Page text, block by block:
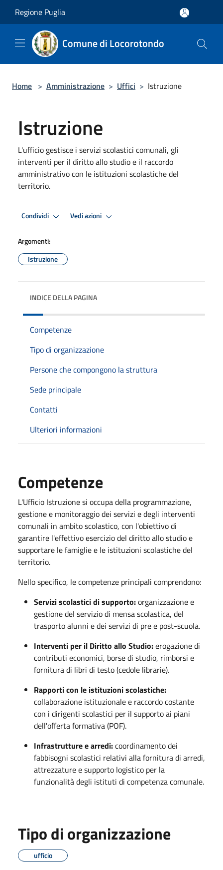
Regione Puglia
Comune di Locorotondo
Home > Amministrazione > Uffici > Istruzione
Istruzione
L'ufficio gestisce i servizi scolastici comunali, gli
interventi per il diritto allo studio e il raccordo
amministrativo con le istituzioni scolastiche del
territorio.
Condividi Vedi azioni
Argomenti:
Istruzione
INDICE DELLA PAGINA
Competenze
Tipo di organizzazione
Persone che compongono la struttura
Sede principale
Contatti
Ulteriori informazioni
Competenze
L'Ufficio Istruzione si occupa della programmazione,
gestione e monitoraggio dei servizi e degli interventi
comunali in ambito scolastico, con l'obiettivo di
garantire l'effettivo esercizio del diritto allo studio e
supportare le famiglie e le istituzioni scolastiche del
territorio.
Nello specifico, le competenze principali comprendono:
Servizi scolastici di supporto:organizzazione e
gestione del servizio di mensa scolastica, del
trasporto alunni e dei servizi di pre e post-scuola.
Interventi per il Diritto allo Studio:erogazione di
contributi economici, borse di studio, rimborsi e
fornitura di libri di testo (cedole librarie).
Rapporti con le istituzioni scolastiche:
collaborazione istituzionale e raccordo costante
con i dirigenti scolastici per il supporto ai piani
dell'offerta formativa (POF).
Infrastrutture e arredi:coordinamento dei
fabbisogni scolastici relativi alla fornitura di arredi,
attrezzature e supporto logistico per la
funzionalità degli istituti di competenza comunale.
Tipo di organizzazione
ufficio